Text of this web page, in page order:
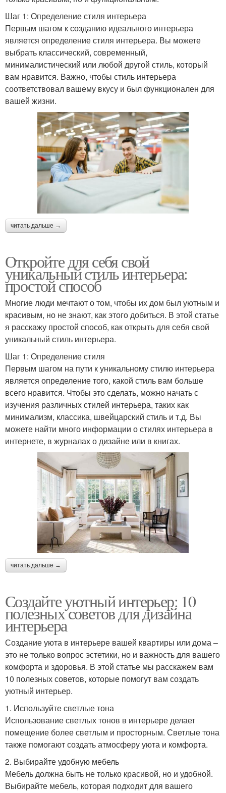
Шаг 1: Определение стиля интерьера
Первым шагом к созданию идеального интерьера
является определение стиля интерьера. Вы можете
выбрать классический, современный,
минималистический или любой другой стиль, который
вам нравится. Важно, чтобы стиль интерьера
соответствовал вашему вкусу и был функционален для
вашей жизни.
читать дальше →
Откройте для себя свой
уникальный стиль интерьера:
простой способ
Многие люди мечтают о том, чтобы их дом был уютным и
красивым, но не знают, как этого добиться. В этой статье
я расскажу простой способ, как открыть для себя свой
уникальный стиль интерьера.
Шаг 1: Определение стиля
Первым шагом на пути к уникальному стилю интерьера
является определение того, какой стиль вам больше
всего нравится. Чтобы это сделать, можно начать с
изучения различных стилей интерьера, таких как
минимализм, классика, швейцарский стиль и т.д. Вы
можете найти много информации о стилях интерьера в
интернете, в журналах о дизайне или в книгах.
читать дальше →
Создайте уютный интерьер: 10
полезных советов для дизайна
интерьера
Создание уюта в интерьере вашей квартиры или дома –
это не только вопрос эстетики, но и важность для вашего
комфорта и здоровья. В этой статье мы расскажем вам
10 полезных советов, которые помогут вам создать
уютный интерьер.
1. Используйте светлые тона
Использование светлых тонов в интерьере делает
помещение более светлым и просторным. Светлые тона
также помогают создать атмосферу уюта и комфорта.
2. Выбирайте удобную мебель
Мебель должна быть не только красивой, но и удобной.
Выбирайте мебель, которая подходит для вашего